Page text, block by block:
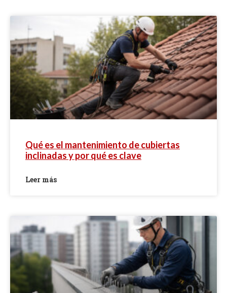
Qué es el mantenimiento de cubiertas
inclinadas y por qué es clave
Leer más